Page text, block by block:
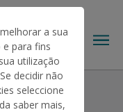
Histórico
Arvenses e Arroz
a sua
e para fins
utilização
decidir não
seleccione
saber mais,